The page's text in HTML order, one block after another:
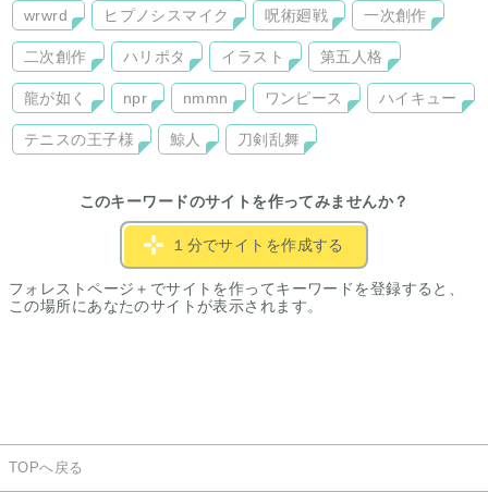
wrwrd ヒプノシスマイク 呪術廻戦 一次創作
二次創作 ハリポタ イラスト 第五人格
龍が如く npr nmmn ワンピース ハイキュー
テニスの王子様 鯨人 刀剣乱舞
このキーワードのサイトを作ってみませんか？
１分でサイトを作成する
フォレストページ＋でサイトを作ってキーワードを登録すると、
この場所にあなたのサイトが表示されます。
TOPへ戻る